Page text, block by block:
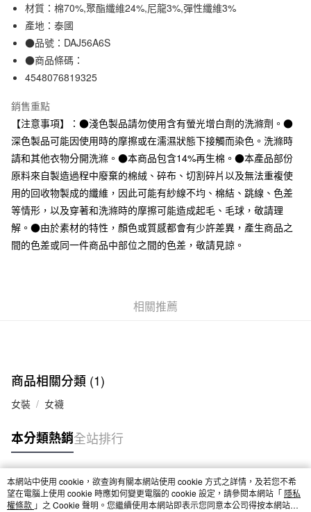
合作金庫商業銀行
第一商業銀行
華南商業銀行
上海商業儲蓄銀行
臺灣中小企業銀行
匯豐（台灣）商業銀行
元大商業銀行
玉山商業銀行
星展（台灣）商業銀行
台新國際商業銀行
中國信託商業銀行
台灣樂天信用卡公司
超商取貨付款
LINE Pay
Apple Pay
悠遊付
運送方式
全家取貨付款
每筆NT$65，滿NT$1,000(含以上)免運費
付款後全家取貨
每筆NT$65，滿NT$1,000(含以上)免運費
免運費
材質：棉70%,聚酯纖維24%,尼龍3%,彈性纖維3%
產地：泰國
●品號：DAJ56A6S
●商品條碼：
4548076819325
銷售重點
【注意事項】：●淺色製品請勿使用含有螢光增白劑的洗滌劑。●
深色製品可能因使用時的摩擦或在濡濕狀態下接觸而染色。洗滌時
請和其他衣物分開洗滌。●本商品包含14%再生棉。●本產品部份
原料來自製造過程中廢棄的棉絨、碎布、切割碎片以及無法重複使
用的回收物製成的纖維，因此可能有紗線不均、棉結、跳線、色差
等情形，以及穿著和洗滌時的摩擦可能造成起毛、毛球，敬請理
解。●由於素材的特性，顏色或質感都會有少許差異，產生商品之
間的色差或同一件商品中部位之間的色差，敬請見諒。
相關推薦
商品相關分類 (1)
女裝 女襪
本分類熱銷全站排行
熱門標籤
本網站中使用 cookie，欲查詢有關本網站使用 cookie 方式之詳情，及若您不希
望在電腦上使用 cookie 時應如何變更電腦的 cookie 設定，請參閱本網站「 隱私
權條款 」之 Cookie 聲明。您繼續使用本網站即表示您同意本公司得按本網站使